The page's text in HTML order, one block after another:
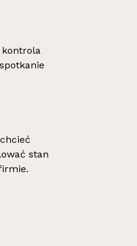
kontrola
stan